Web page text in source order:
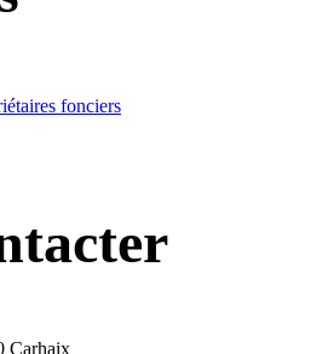
fonciers
Carhaix